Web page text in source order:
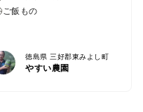
ご飯もの
徳島県 三好郡東みよし町
やすい農園